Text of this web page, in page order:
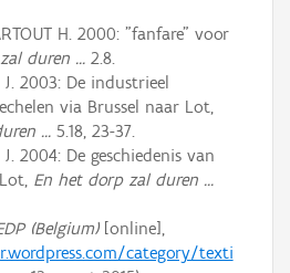
H. 2000: "fanfare" voor
duren ...2.8.
J. 2003: De industrieel
via Brussel naar Lot,
...5.18, 23-37.
J. 2004: De geschiedenis van
En het dorp zal duren ...
(Belgium)[online],
category/texti